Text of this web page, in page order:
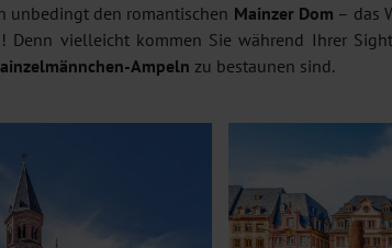
unbedingt den romantischen Mainzer Dom – das
vielleicht kommen Sie während Ihrer
Ampeln zu bestaunen sind.